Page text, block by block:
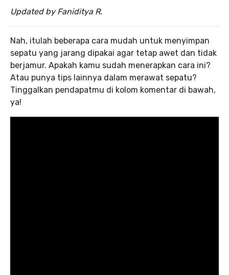
Updated by Faniditya R.
Nah, itulah beberapa cara mudah untuk menyimpan
sepatu yang jarang dipakai agar tetap awet dan tidak
berjamur. Apakah kamu sudah menerapkan cara ini?
Atau punya tips lainnya dalam merawat sepatu?
Tinggalkan pendapatmu di kolom komentar di bawah,
ya!